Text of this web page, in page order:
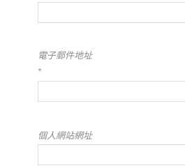
電子郵件地址
*
個人網站網址